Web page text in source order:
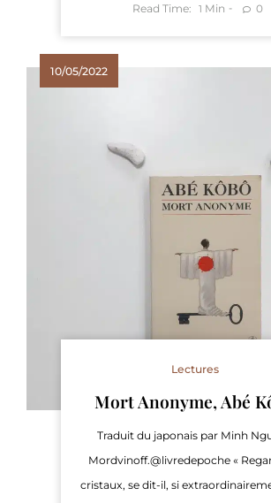
Read Time: 1 Min 0
10/05/2022
Lectures
Mort Anonyme, Abé
Traduit du japonais par Minh
Mordvinoff.@livredepoche «
cristaux, se dit-il, si